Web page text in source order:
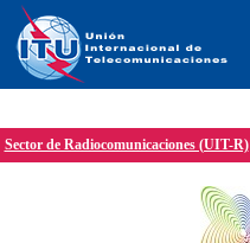
Sector de Radiocomunicaciones (UIT-R)